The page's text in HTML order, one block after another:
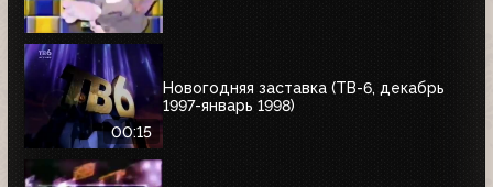
00:15
Новогодняя заставка (ТВ-6, декабрь
1997-январь 1998)